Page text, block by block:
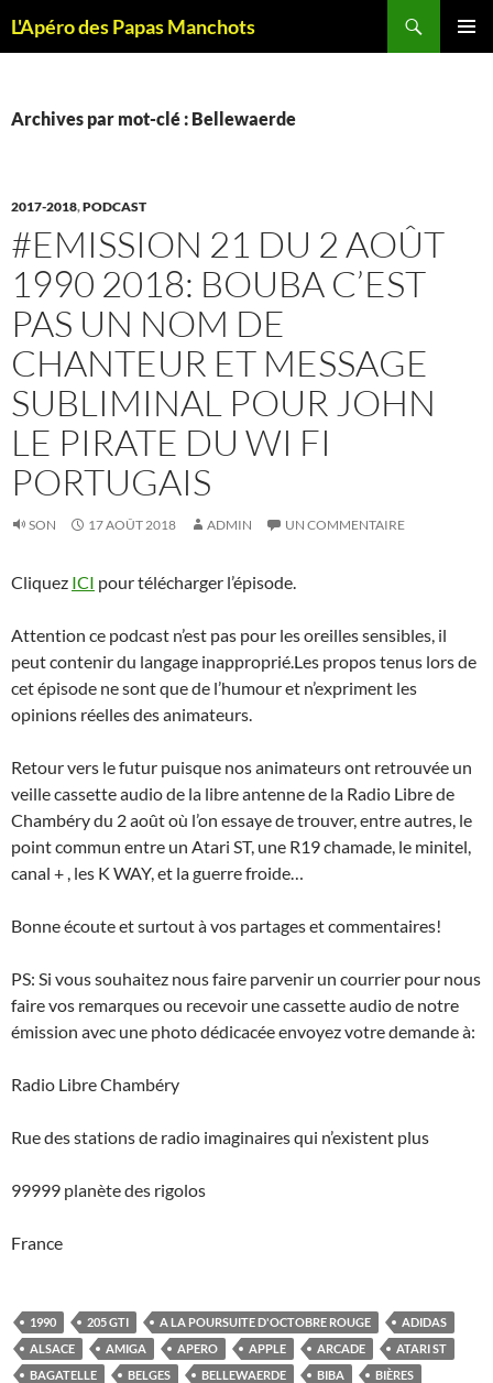
L'Apéro des Papas Manchots
Archives par mot-clé : Bellewaerde
2017-2018,PODCAST
#EMISSION 21 DU 2 AOÛT
1990 2018: BOUBA C’EST
PAS UN NOM DE
CHANTEUR ET MESSAGE
SUBLIMINAL POUR JOHN
LE PIRATE DU WI FI
PORTUGAIS
SON 17 AOÛT 2018 ADMIN UN COMMENTAIRE
Cliquez ICI pour télécharger l’épisode.
Attention ce podcast n’est pas pour les oreilles sensibles, il
peut contenir du langage inapproprié.Les propos tenus lors de
cet épisode ne sont que de l’humour et n’expriment les
opinions réelles des animateurs.
Retour vers le futur puisque nos animateurs ont retrouvée un
veille cassette audio de la libre antenne de la Radio Libre de
Chambéry du 2 août où l’on essaye de trouver, entre autres, le
point commun entre un Atari ST, une R19 chamade, le minitel,
canal + , les K WAY, et la guerre froide…
Bonne écoute et surtout à vos partages et commentaires!
PS: Si vous souhaitez nous faire parvenir un courrier pour nous
faire vos remarques ou recevoir une cassette audio de notre
émission avec une photo dédicacée envoyez votre demande à:
Radio Libre Chambéry
Rue des stations de radio imaginaires qui n’existent plus
99999 planète des rigolos
France
1990 205 GTI A LA POURSUITE D'OCTOBRE ROUGE
ADIDAS
ALSACE
AMIGA APERO APPLE ARCADE
ATARI ST
BAGATELLE
BELGES BELLEWAERDE BIBA
BIÈRES